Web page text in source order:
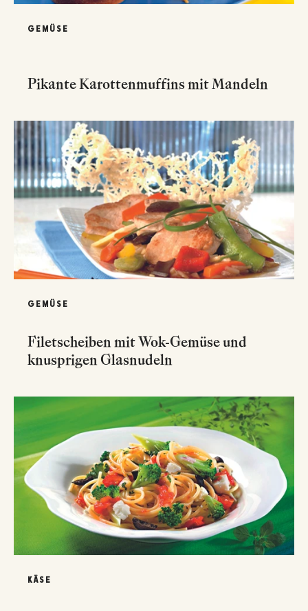
GEMÜSE
Pikante Karottenmuffins mit Mandeln
GEMÜSE
Filetscheiben mit Wok-Gemüse und
knusprigen Glasnudeln
KÄSE